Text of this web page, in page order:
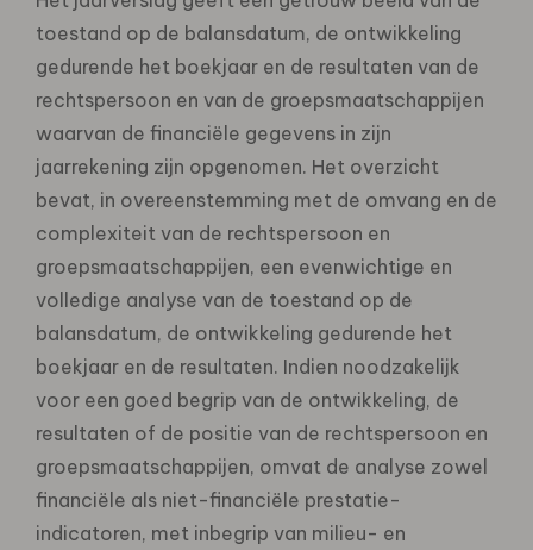
toestand op de balansdatum, de ontwikkeling
gedurende het boekjaar en de resultaten van de
rechtspersoon en van de groepsmaatschappijen
waarvan de financiële gegevens in zijn
jaarrekening zijn opgenomen. Het overzicht
bevat, in overeenstemming met de omvang en de
complexiteit van de rechtspersoon en
groepsmaatschappijen, een evenwichtige en
volledige analyse van de toestand op de
balansdatum, de ontwikkeling gedurende het
boekjaar en de resultaten. Indien noodzakelijk
voor een goed begrip van de ontwikkeling, de
resultaten of de positie van de rechtspersoon en
groepsmaatschappijen, omvat de analyse zowel
financiële als niet-financiële prestatie-
indicatoren, met inbegrip van milieu- en